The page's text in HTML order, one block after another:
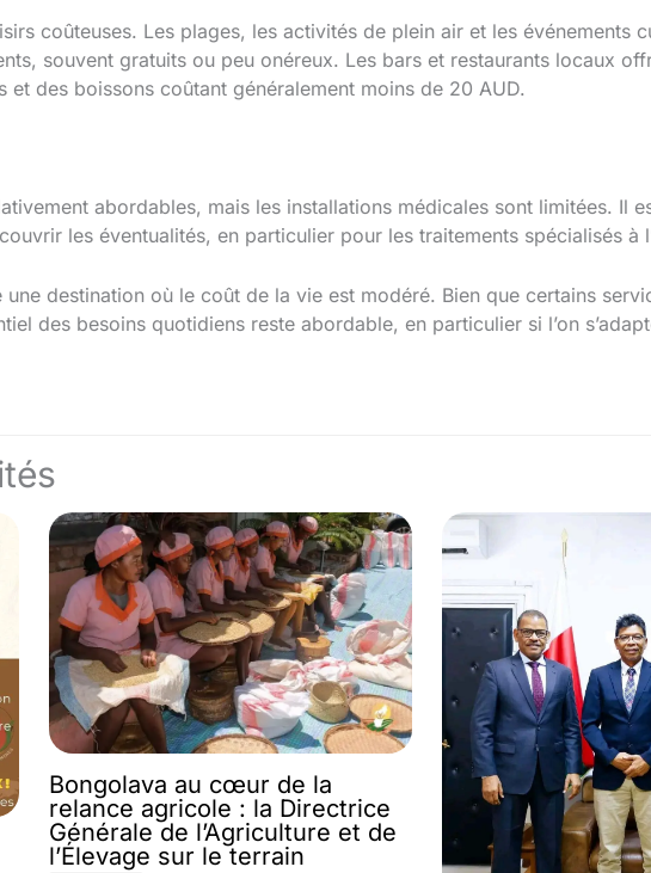
coûteuses. Les plages, les activités de plein air et les événements
souvent gratuits ou peu onéreux. Les bars et restaurants locaux
des boissons coûtant généralement moins de 20 AUD.
abordables, mais les installations médicales sont limitées. Il
les éventualités, en particulier pour les traitements spécialisés à
une destination où le coût de la vie est modéré. Bien que certains
des besoins quotidiens reste abordable, en particulier si l’on
Bongolava au cœur de la
relance agricole : la Directrice
Générale de l’Agriculture et de
l’Élevage sur le terrain